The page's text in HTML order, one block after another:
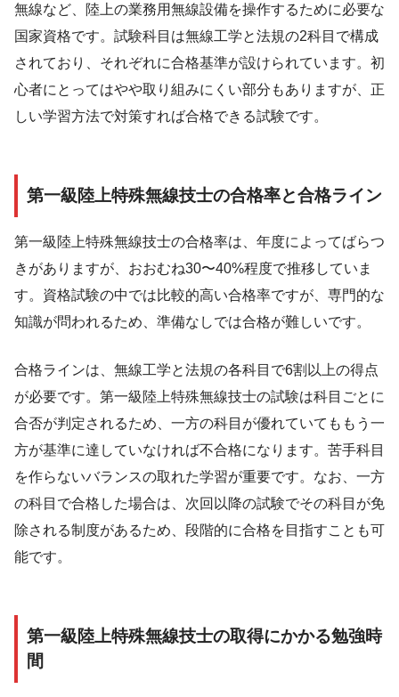
無線など、陸上の業務用無線設備を操作するために必要な
国家資格です。試験科目は無線工学と法規の2科目で構成
されており、それぞれに合格基準が設けられています。初
心者にとってはやや取り組みにくい部分もありますが、正
しい学習方法で対策すれば合格できる試験です。
第一級陸上特殊無線技士の合格率と合格ライン
第一級陸上特殊無線技士の合格率は、年度によってばらつ
きがありますが、おおむね30〜40%程度で推移していま
す。資格試験の中では比較的高い合格率ですが、専門的な
知識が問われるため、準備なしでは合格が難しいです。
合格ラインは、無線工学と法規の各科目で6割以上の得点
が必要です。第一級陸上特殊無線技士の試験は科目ごとに
合否が判定されるため、一方の科目が優れていてももう一
方が基準に達していなければ不合格になります。苦手科目
を作らないバランスの取れた学習が重要です。なお、一方
の科目で合格した場合は、次回以降の試験でその科目が免
除される制度があるため、段階的に合格を目指すことも可
能です。
第一級陸上特殊無線技士の取得にかかる勉強時
間